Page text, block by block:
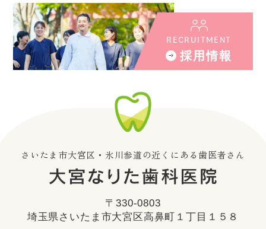
RECRUITMENT
採用情報
さいたま市大宮区・氷川参道の近くにある歯医者さん
〒330-0803
埼玉県さいたま市大宮区高鼻町１丁目１５８